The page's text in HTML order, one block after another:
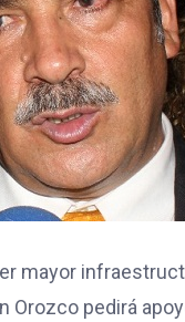
mayor
Orozco pedirá